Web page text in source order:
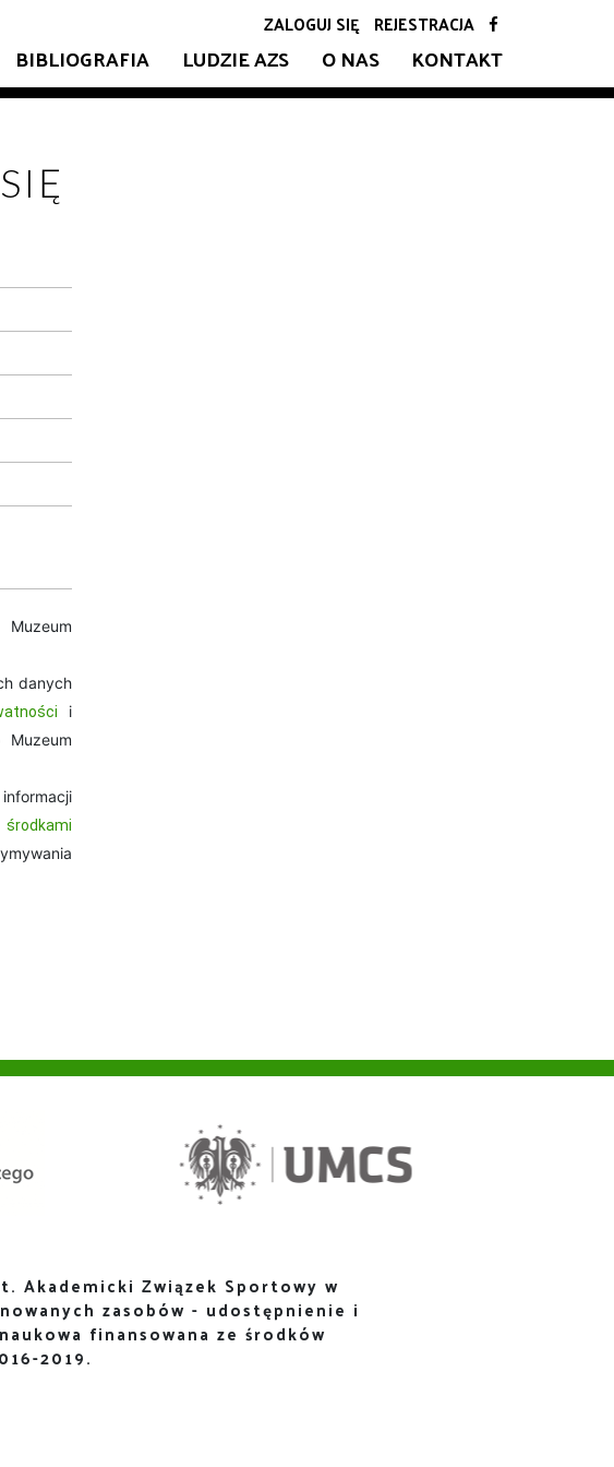
ZALOGUJ SIĘ REJESTRACJA
BIBLIOGRAFIA LUDZIE AZS O NAS KONTAKT
danych
i
Muzeum
środkami
Akademicki Związek Sportowy w
zasobów - udostępnienie i
finansowana ze środków
2019.